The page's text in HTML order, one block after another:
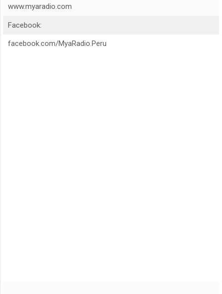
www.myaradio.com
Facebook:
facebook.com/MyaRadio.Peru